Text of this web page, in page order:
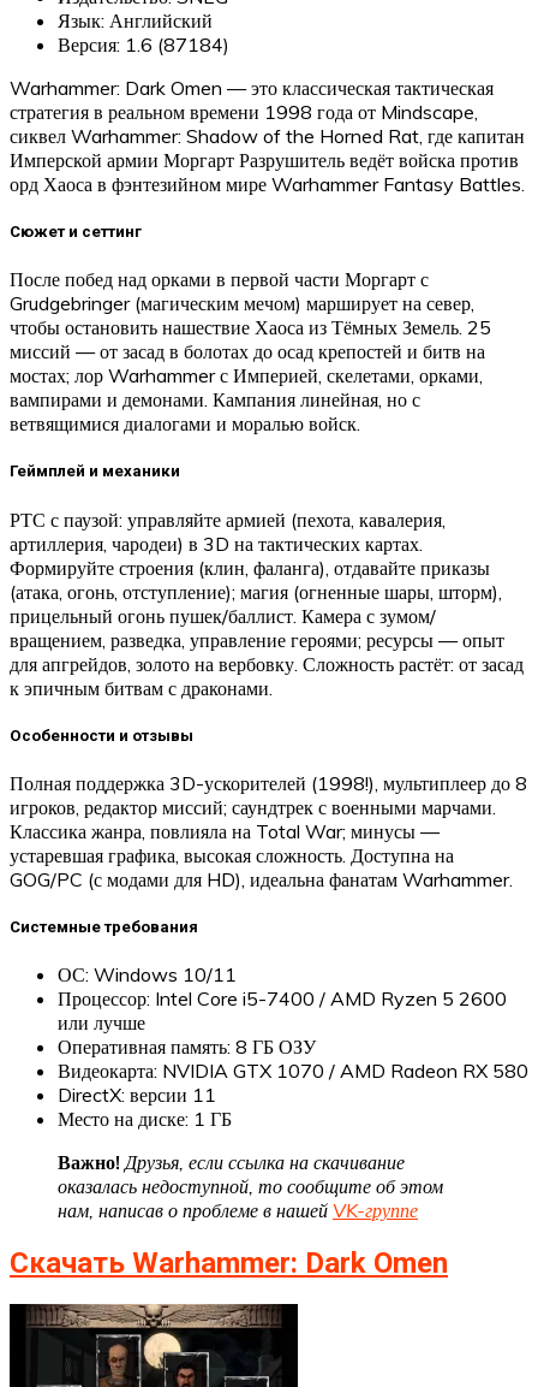
Язык: Английский
Версия: 1.6 (87184)
Warhammer: Dark Omen — это классическая тактическая
стратегия в реальном времени 1998 года от Mindscape,
сиквел Warhammer: Shadow of the Horned Rat, где капитан
Имперской армии Моргарт Разрушитель ведёт войска против
орд Хаоса в фэнтезийном мире Warhammer Fantasy Battles.
Сюжет и сеттинг
После побед над орками в первой части Моргарт с
Grudgebringer (магическим мечом) марширует на север,
чтобы остановить нашествие Хаоса из Тёмных Земель. 25
миссий — от засад в болотах до осад крепостей и битв на
мостах; лор Warhammer с Империей, скелетами, орками,
вампирами и демонами. Кампания линейная, но с
ветвящимися диалогами и моралью войск.​
Геймплей и механики
РТС с паузой: управляйте армией (пехота, кавалерия,
артиллерия, чародеи) в 3D на тактических картах.
Формируйте строения (клин, фаланга), отдавайте приказы
(атака, огонь, отступление); магия (огненные шары, шторм),
прицельный огонь пушек/баллист. Камера с зумом/
вращением, разведка, управление героями; ресурсы — опыт
для апгрейдов, золото на вербовку. Сложность растёт: от засад
к эпичным битвам с драконами.​
Особенности и отзывы
Полная поддержка 3D-ускорителей (1998!), мультиплеер до 8
игроков, редактор миссий; саундтрек с военными марчами.
Классика жанра, повлияла на Total War; минусы —
устаревшая графика, высокая сложность. Доступна на
GOG/PC (с модами для HD), идеальна фанатам Warhammer.
Системные требования
ОС: Windows 10/11
Процессор: Intel Core i5-7400 / AMD Ryzen 5 2600
или лучше
Оперативная память: 8 ГБ ОЗУ
Видеокарта: NVIDIA GTX 1070 / AMD Radeon RX 580
DirectX: версии 11
Место на диске: 1 ГБ
Важно!Друзья, если ссылка на скачивание
оказалась недоступной, то сообщите об этом
нам, написав о проблеме в нашей VK-группе
Скачать Warhammer: Dark Omen